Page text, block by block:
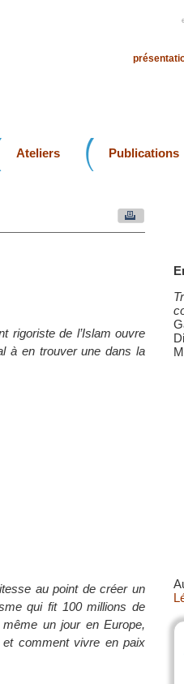
Ateliers Publications
rigoriste de l’Islam ouvre
à en trouver une dans la
au point de créer un
qui fit 100 millions de
un jour en Europe,
et comment vivre en paix